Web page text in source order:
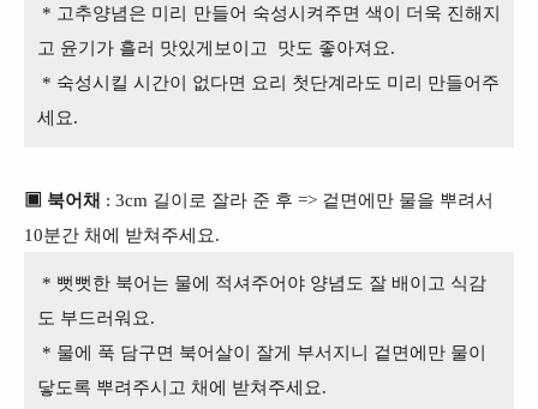
* 고추양념은 미리 만들어 숙성시켜주면 색이 더욱 진해지
고 윤기가 흘러 맛있게보이고 맛도 좋아져요.
* 숙성시킬 시간이 없다면 요리 첫단계라도 미리 만들어주
세요.
▣ 북어채 : 3cm 길이로 잘라 준 후 => 겉면에만 물을 뿌려서
10분간 채에 받쳐주세요.
* 뻣뻣한 북어는 물에 적셔주어야 양념도 잘 배이고 식감
도 부드러워요.
* 물에 푹 담구면 북어살이 잘게 부서지니 겉면에만 물이
닿도록 뿌려주시고 채에 받쳐주세요.